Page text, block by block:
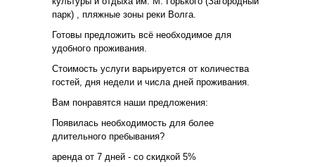
парк) , пляжные зоны реки Волга.
Готовы предложить всё необходимое для
удобного проживания.
Стоимость услуги варьируется от количества
гостей, дня недели и числа дней проживания.
Вам понравятся наши предложения:
Появилась необходимость для более
длительного пребывания?
аренда от 7 дней - со скидкой 5%